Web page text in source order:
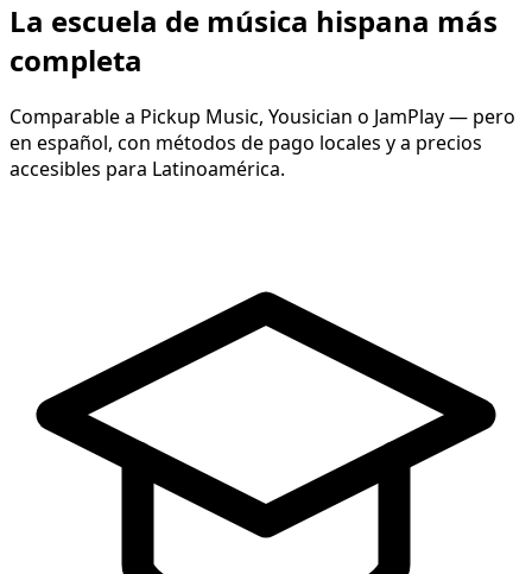
La escuela de música hispana más
completa
Comparable a Pickup Music, Yousician o JamPlay — pero
en español, con métodos de pago locales y a precios
accesibles para Latinoamérica.